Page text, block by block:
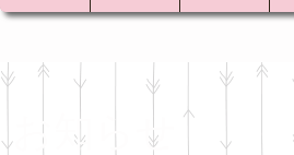
お知らせ